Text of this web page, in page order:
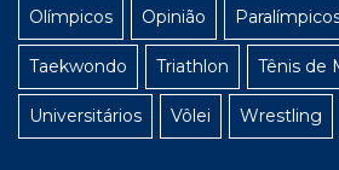
Olímpicos Opinião
Taekwondo Triathlon Tênis de
Universitários Vôlei Wrestling